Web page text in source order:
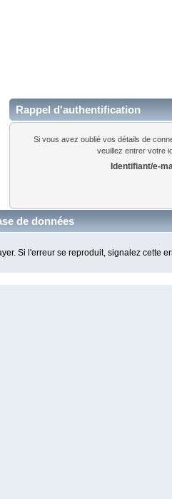
Rappel d'authentification
Si vous avez oublié vos détails de
veuillez entrer votre
Identifiant/e-
de données
Si l'erreur se reproduit, signalez cette